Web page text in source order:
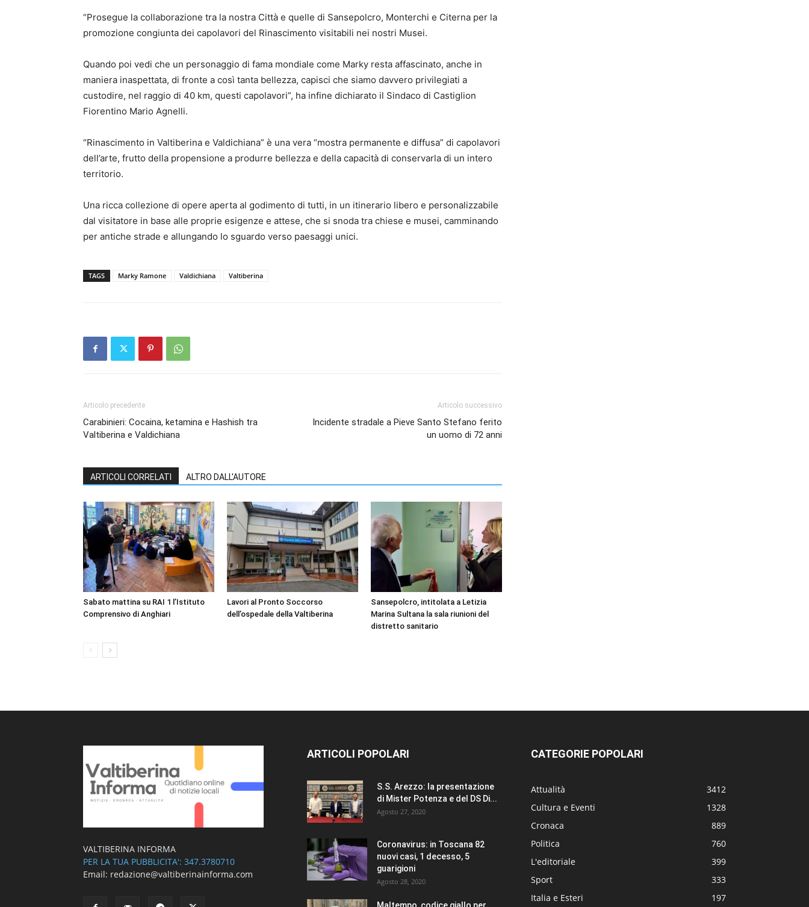
“Prosegue la collaborazione tra la nostra Città e quelle di Sansepolcro, Monterchi e Citerna per la
promozione congiunta dei capolavori del Rinascimento visitabili nei nostri Musei.
Quando poi vedi che un personaggio di fama mondiale come Marky resta affascinato, anche in
maniera inaspettata, di fronte a così tanta bellezza, capisci che siamo davvero privilegiati a
custodire, nel raggio di 40 km, questi capolavori”, ha infine dichiarato il Sindaco di Castiglion
Fiorentino Mario Agnelli.
“Rinascimento in Valtiberina e Valdichiana” è una vera “mostra permanente e diffusa” di capolavori
dell’arte, frutto della propensione a produrre bellezza e della capacità di conservarla di un intero
territorio.
Una ricca collezione di opere aperta al godimento di tutti, in un itinerario libero e personalizzabile
dal visitatore in base alle proprie esigenze e attese, che si snoda tra chiese e musei, camminando
per antiche strade e allungando lo sguardo verso paesaggi unici.
TAGS Marky Ramone Valdichiana Valtiberina
Articolo precedente
Carabinieri: Cocaina, ketamina e Hashish tra
Valtiberina e Valdichiana
Articolo successivo
Incidente stradale a Pieve Santo Stefano ferito
un uomo di 72 anni
ARTICOLI CORRELATI ALTRO DALL'AUTORE
Sabato mattina su RAI 1 l’Istituto
Comprensivo di Anghiari
Lavori al Pronto Soccorso
dell’ospedale della Valtiberina
Sansepolcro, intitolata a Letizia
Marina Sultana la sala riunioni del
distretto sanitario
VALTIBERINA INFORMA
PER LA TUA PUBBLICITA': 347.3780710
Email: redazione@valtiberinainforma.com
ARTICOLI POPOLARI
S.S. Arezzo: la presentazione
di Mister Potenza e del DS Di...
Agosto 27, 2020
Coronavirus: in Toscana 82
nuovi casi, 1 decesso, 5
guarigioni
Agosto 28, 2020
CATEGORIE POPOLARI
Attualità
3412
Cultura e Eventi
1328
Cronaca
889
Politica
760
L'editoriale
399
Sport
333
Italia e Esteri
197